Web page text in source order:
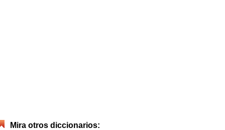
Mira otros diccionarios: